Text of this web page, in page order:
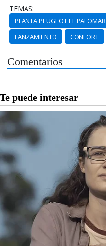
TEMAS:
PLANTA PEUGEOT EL PALOMAR
LANZAMIENTO
CONFORT
Comentarios